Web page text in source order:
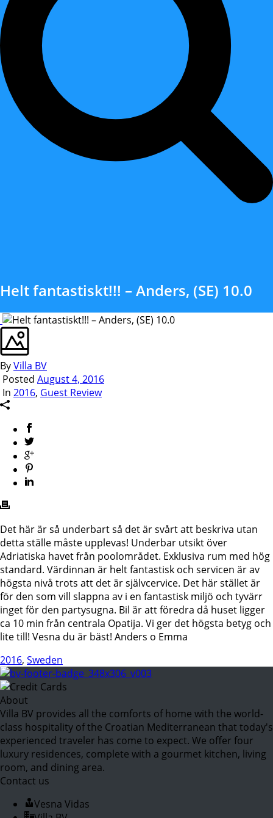
Helt fantastiskt!!! – Anders, (SE) 10.0
ByVilla BV
Posted August 4, 2016
In 2016, Guest Review
Det här är så underbart så det är svårt att beskriva utan
detta ställe måste upplevas! Underbar utsikt över
Adriatiska havet från poolområdet. Exklusiva rum med hög
standard. Värdinnan är helt fantastisk och servicen är av
högsta nivå trots att det är självcervice. Det här stället är
för den som vill slappna av i en fantastisk miljö och tyvärr
inget för den partysugna. Bil är att föredra då huset ligger
ca 10 min från centrala Opatija. Vi ger det högsta betyg och
lite till! Vesna du är bäst! Anders o Emma
2016, Sweden
About
Villa BV provides all the comforts of home with the world-
class hospitality of the Croatian Mediterranean that today's
experienced traveler has come to expect. We offer four
luxury residences, complete with a gourmet kitchen, living
room, and dining area.
Contact us
Vesna Vidas